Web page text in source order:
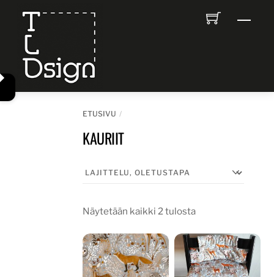
content
ETUSIVU
KAURIIT
Näytetään kaikki 2 tulosta